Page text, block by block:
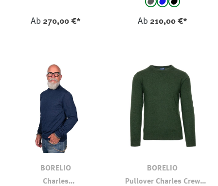
Ab 270,00 €*
auswählen
anthrazit
Blauschwarz
Ab 210,00 €*
BORELIO
Charles
BORELIO
Pullover Charles Crew